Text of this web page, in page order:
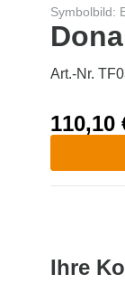
Symbolbild:
Art.-Nr.
110,10
Ihre